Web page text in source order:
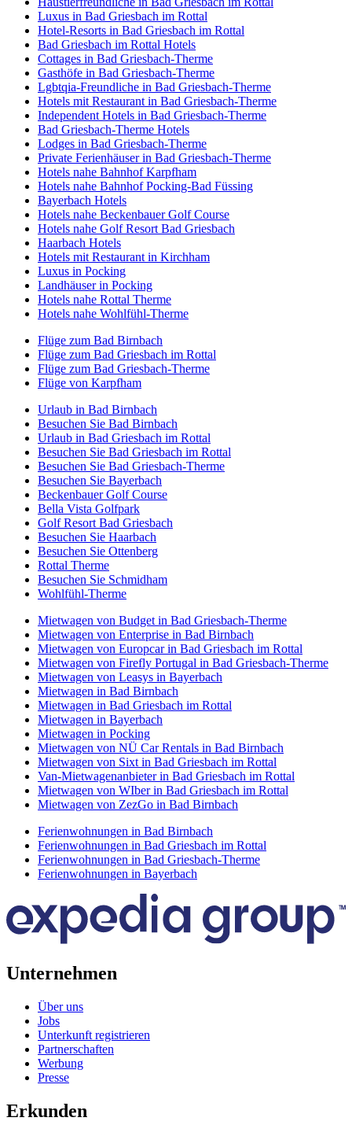
Luxus in Bad Griesbach im Rottal
Hotel-Resorts in Bad Griesbach im Rottal
Bad Griesbach im Rottal Hotels
Cottages in Bad Griesbach-Therme
Gasthöfe in Bad Griesbach-Therme
Lgbtqia-Freundliche in Bad Griesbach-Therme
Hotels mit Restaurant in Bad Griesbach-Therme
Independent Hotels in Bad Griesbach-Therme
Bad Griesbach-Therme Hotels
Lodges in Bad Griesbach-Therme
Private Ferienhäuser in Bad Griesbach-Therme
Hotels nahe Bahnhof Karpfham
Hotels nahe Bahnhof Pocking-Bad Füssing
Bayerbach Hotels
Hotels nahe Beckenbauer Golf Course
Hotels nahe Golf Resort Bad Griesbach
Haarbach Hotels
Hotels mit Restaurant in Kirchham
Luxus in Pocking
Landhäuser in Pocking
Hotels nahe Rottal Therme
Hotels nahe Wohlfühl-Therme
Flüge zum Bad Birnbach
Flüge zum Bad Griesbach im Rottal
Flüge zum Bad Griesbach-Therme
Flüge von Karpfham
Urlaub in Bad Birnbach
Besuchen Sie Bad Birnbach
Urlaub in Bad Griesbach im Rottal
Besuchen Sie Bad Griesbach im Rottal
Besuchen Sie Bad Griesbach-Therme
Besuchen Sie Bayerbach
Beckenbauer Golf Course
Bella Vista Golfpark
Golf Resort Bad Griesbach
Besuchen Sie Haarbach
Besuchen Sie Ottenberg
Rottal Therme
Besuchen Sie Schmidham
Wohlfühl-Therme
Mietwagen von Budget in Bad Griesbach-Therme
Mietwagen von Enterprise in Bad Birnbach
Mietwagen von Europcar in Bad Griesbach im Rottal
Mietwagen von Firefly Portugal in Bad Griesbach-Therme
Mietwagen von Leasys in Bayerbach
Mietwagen in Bad Birnbach
Mietwagen in Bad Griesbach im Rottal
Mietwagen in Bayerbach
Mietwagen in Pocking
Mietwagen von NÜ Car Rentals in Bad Birnbach
Mietwagen von Sixt in Bad Griesbach im Rottal
Van-Mietwagenanbieter in Bad Griesbach im Rottal
Mietwagen von WIber in Bad Griesbach im Rottal
Mietwagen von ZezGo in Bad Birnbach
Ferienwohnungen in Bad Birnbach
Ferienwohnungen in Bad Griesbach im Rottal
Ferienwohnungen in Bad Griesbach-Therme
Ferienwohnungen in Bayerbach
Unternehmen
Über uns
Jobs
Unterkunft registrieren
Partnerschaften
Werbung
Presse
Erkunden